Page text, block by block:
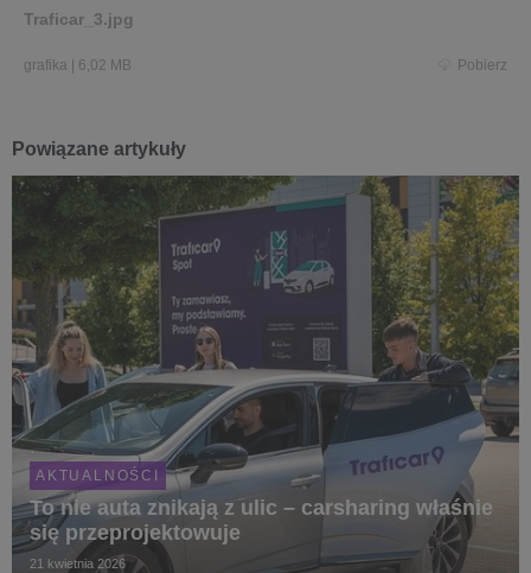
Traficar_3.jpg
grafika 6,02 MB Pobierz
Powiązane artykuły
AKTUALNOŚCI
To nie auta znikają z ulic – carsharing właśnie
się przeprojektowuje
21 kwietnia 2026